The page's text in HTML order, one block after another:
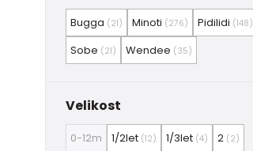
Bugga (21) Minoti (276) Pidilidi (148)
Sobe (21) Wendee (35)
Velikost
0-12m 1/2let (12) 1/3let (4) 2 (2)